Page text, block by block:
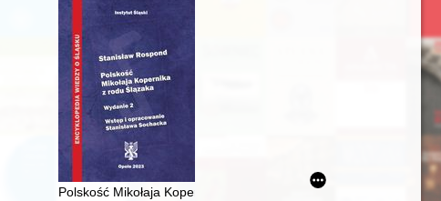
szlacheckich w XVI-wiecznej Rzeczypospolitej
Polskość Mikołaja Kopernika z rodu Ślązaka